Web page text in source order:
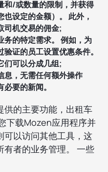
和/或数量的限制，并获得
设定的金额）。 此外，
司机交易的佣金;
务的特定需求。 例如，为
证的员工设置优惠条件。
们可以分成几组;
息，无需任何额外操作
要的新闻。
供的主要功能，出租车
下载Mozen应用程序并
可以访问其他工具，这
有者的业务管理。 一些